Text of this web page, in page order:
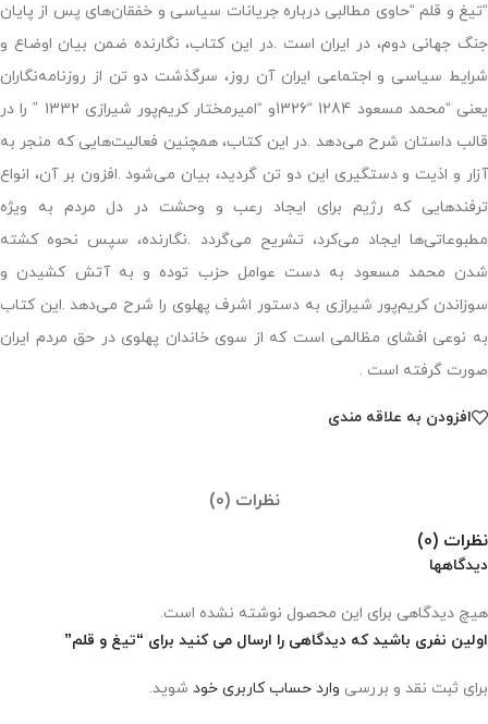
“تیغ و قلم “حاوی مطالبی درباره جریانات سیاسی و خفقان‌های پس از پایان
جنگ جهانی دوم، در ایران است .در این کتاب، نگارنده ضمن بیان اوضاع و
شرایط سیاسی و اجتماعی ایران آن روز، سرگذشت دو تن از روزنامه‌نگاران
یعنی “محمد مسعود 1284 “1326و “امیرمختار کریم‌پور شیرازی 1332 ” را در
قالب داستان شرح می‌دهد .در این کتاب، همچنین فعالیت‌هایی که منجر به
آزار و اذیت و دستگیری این دو تن گردید، بیان می‌شود .افزون بر آن، انواع
ترفندهایی که رژیم برای ایجاد رعب و وحشت در دل مردم به ویژه
مطبوعاتی‌ها ایجاد می‌کرد، تشریح می‌گردد .نگارنده، سپس نحوه کشته
شدن محمد مسعود به دست عوامل حزب توده و به آتش کشیدن و
سوزاندن کریم‌پور شیرازی به دستور اشرف پهلوی را شرح می‌دهد .این کتاب
به نوعی افشای مظالمی است که از سوی خاندان پهلوی در حق مردم ایران
صورت گرفته است .
افزودن به علاقه مندی
نظرات (0)
نظرات (0)
دیدگاهها
هیچ دیدگاهی برای این محصول نوشته نشده است.
اولین نفری باشید که دیدگاهی را ارسال می کنید برای “تیغ و قلم”
برای ثبت نقد و بررسی وارد حساب کاربری خود شوید.